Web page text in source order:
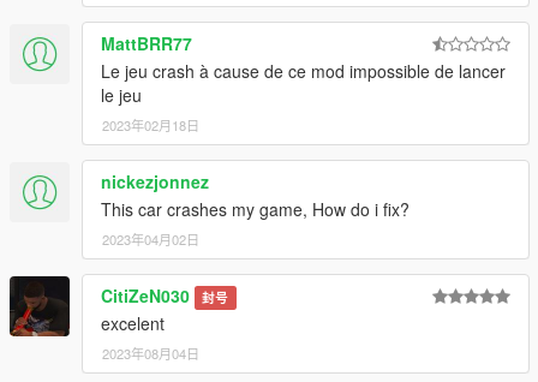
MattBRR77
Le jeu crash à cause de ce mod impossible de lancer
le jeu
2023年02月18日
nickezjonnez
This car crashes my game, How do i fix?
2023年04月02日
CitiZeN030 封号
excelent
2023年08月04日